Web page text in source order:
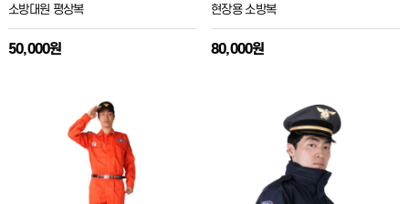
소방대원 평상복
50,000원
현장용 소방복
80,000원